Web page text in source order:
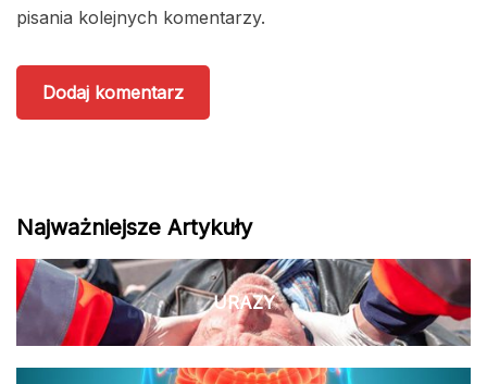
pisania kolejnych komentarzy.
Najważniejsze Artykuły
URAZY